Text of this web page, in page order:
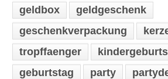
geldbox
geldgeschenk
geschenkverpackung
tropffaenger
geburtstag
party